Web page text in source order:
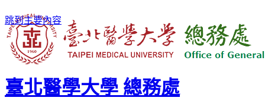
跳到主要內容
臺北醫學大學 總務處